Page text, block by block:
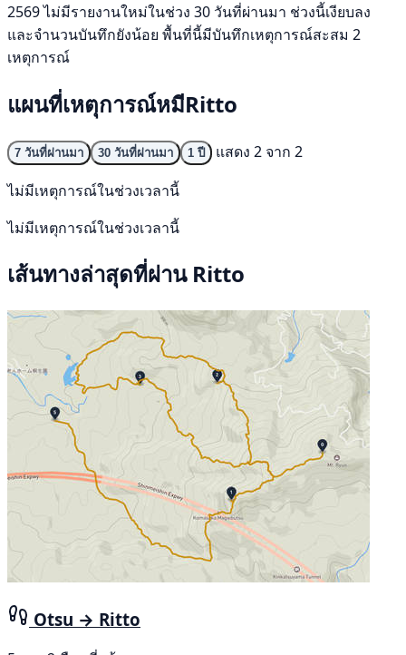
2569 ไม่มีรายงานใหม่ในช่วง 30 วันที่ผ่านมา ช่วงนี้เงียบลง
และจำนวนบันทึกยังน้อย พื้นที่นี้มีบันทึกเหตุการณ์สะสม 2
เหตุการณ์
แผนที่เหตุการณ์หมีRitto
7 วันที่ผ่านมา 30 วันที่ผ่านมา 1 ปี
แสดง 2 จาก 2
ไม่มีเหตุการณ์ในช่วงเวลานี้
ไม่มีเหตุการณ์ในช่วงเวลานี้
เส้นทางล่าสุดที่ผ่าน Ritto
Otsu → Ritto